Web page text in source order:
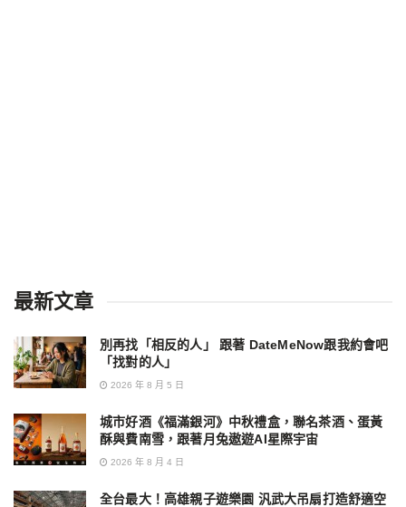
最新文章
別再找「相反的人」 跟著 DateMeNow跟我約會吧
「找對的人」
2026 年 8 月 5 日
城市好酒《福滿銀河》中秋禮盒，聯名茶酒、蛋黃
酥與費南雪，跟著月兔遨遊AI星際宇宙
2026 年 8 月 4 日
全台最大！高雄親子遊樂園 汎武大吊扇打造舒適空